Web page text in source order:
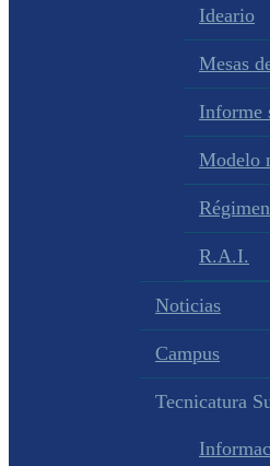
Ideario
Mesas
Informe
Modelo
R.A.I.
Noticias
Campus
Tecnicatura